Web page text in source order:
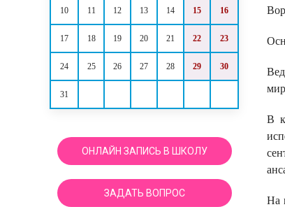
10 11 12 13 14 15 16
17 18 19 20 21 22 23
24 25 26 27 28 29 30
31
ОНЛАЙН ЗАПИСЬ В ШКОЛУ
ЗАДАТЬ ВОПРОС
В
На